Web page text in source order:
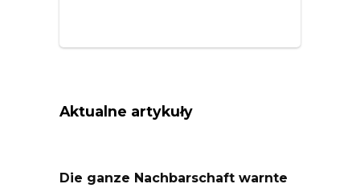
Aktualne artykuły
Die ganze Nachbarschaft warnte